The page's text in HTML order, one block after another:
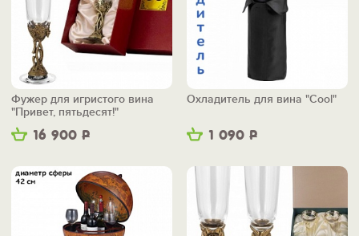
16 900 Р
Фужер для игристого вина
"Привет, пятьдесят!"
1 090 Р
Охладитель для вина "Cool"